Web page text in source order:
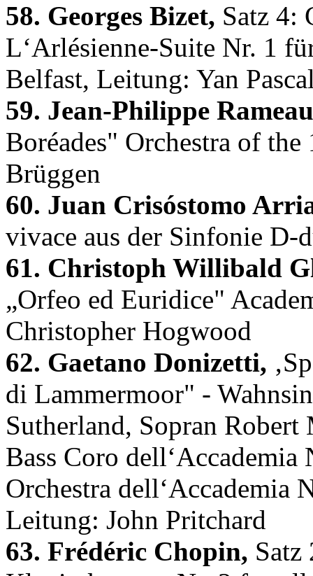
58. Georges Bizet, Satz 4:
L‘Arlésienne-Suite Nr. 1
Belfast, Leitung: Yan
59. Jean-Philippe
Boréades" Orchestra of
Brüggen
60. Juan Crisóstomo
vivace aus der Sinfonie D-
61. Christoph Willibald
„Orfeo ed Euridice"
Christopher Hogwood
62. Gaetano Donizetti,
di Lammermoor" -
Sutherland, Sopran
Bass Coro
Orchestra dell‘Accademia
Leitung: John Pritchard
63. Frédéric Chopin, Satz